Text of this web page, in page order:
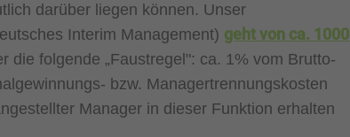
darüber liegen können. Unser
Interim Management) geht von ca. 1000
die folgende „Faustregel": ca. 1% vom Brutto-
bzw. Managertrennungskosten
Manager in dieser Funktion erhalten